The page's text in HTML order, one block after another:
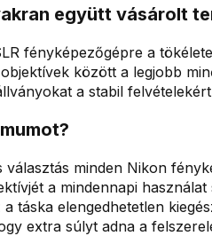
együtt vásárolt
fényképezőgépre a
között a legjobb
a stabil
választás minden Nikon
a mindennapi
táska elengedhetetlen
extra súlyt adna a